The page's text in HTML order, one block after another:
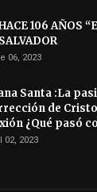
106 AÑOS
06, 2023
Santa :La
de
¿Qué pasó
02, 2023